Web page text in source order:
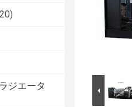
ジエータ